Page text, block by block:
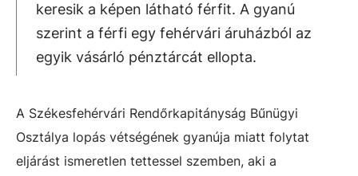
keresik a képen látható férfit. A gyanú
szerint a férfi egy fehérvári áruházból az
egyik vásárló pénztárcát ellopta.
A Székesfehérvári Rendőrkapitányság Bűnügyi
Osztálya lopás vétségének gyanúja miatt folytat
eljárást ismeretlen tettessel szemben, aki a